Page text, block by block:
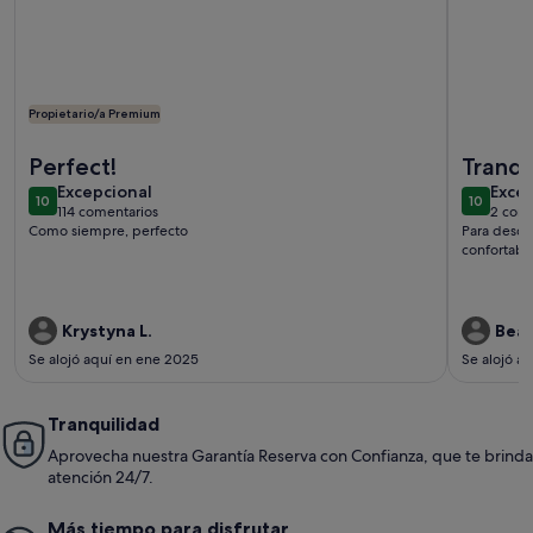
Propietario/a Premium
Perfect!
1010 de 10
Excepcional
excepcional
114 comentarios
(114 comentarios)
Como siempre, perfecto
Krystyna L.
Se alojó aquí en ene 2025
1010 de 10
2
(2
Para
Se alojó
Tranquilidad
Aprovecha nuestra Garantía Reserva con Confianza, que te brinda
atención 24/7.
Más tiempo para disfrutar